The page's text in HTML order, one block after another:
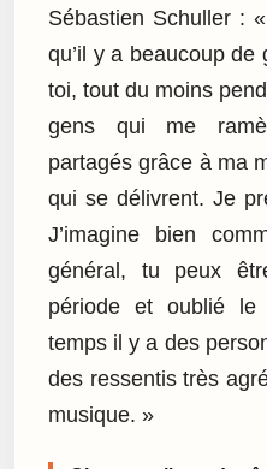
Sébastien Schuller :
qu’il y a beaucoup
toi, tout du moins
gens qui me
partagés grâce à ma
qui se délivrent. Je
J’imagine bien
général, tu peux
période et oublié le
temps il y a des
des ressentis très
musique. »